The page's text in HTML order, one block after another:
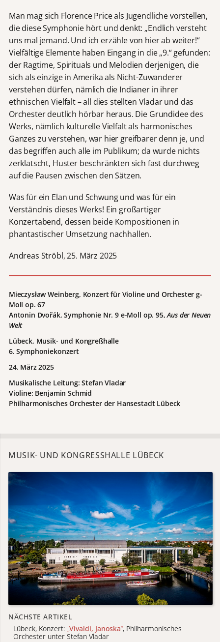
Man mag sich Florence Price als Jugendliche vorstellen,
die diese Symphonie hört und denkt: „Endlich versteht
uns mal jemand. Und ich erzähle von hier ab weiter!“
Vielfältige Elemente haben Eingang in die „9.“ gefunden:
der Ragtime, Spirituals und Melodien derjenigen, die
sich als einzige in Amerika als Nicht-Zuwanderer
verstehen dürfen, nämlich die Indianer in ihrer
ethnischen Vielfalt – all dies stellten Vladar und das
Orchester deutlich hörbar heraus. Die Grundidee des
Werks, nämlich kulturelle Vielfalt als harmonisches
Ganzes zu verstehen, war hier greifbarer denn je, und
das begriffen auch alle im Publikum; da wurde nichts
zerklatscht, Huster beschränkten sich fast durchweg
auf die Pausen zwischen den Sätzen.
Was für ein Elan und Schwung und was für ein
Verständnis dieses Werks! Ein großartiger
Konzertabend, dessen beide Kompositionen in
phantastischer Umsetzung nachhallen.
Andreas Ströbl, 25. März 2025
Mieczysław Weinberg, Konzert für Violine und Orchester g-
Moll op. 67
Antonin Dvořák, Symphonie Nr. 9 e-Moll op. 95,Aus der Neuen
Welt
Lübeck, Musik- und Kongreßhalle
6. Symphoniekonzert
24. März 2025
Musikalische Leitung: Stefan Vladar
Violine: Benjamin Schmid
Philharmonisches Orchester der Hansestadt Lübeck
MUSIK- UND KONGRESSHALLE LÜBECK
NÄCHSTE ARTIKEL
Lübeck, Konzert: „Vivaldi, Janoska“, Philharmonisches
Orchester unter Stefan Vladar